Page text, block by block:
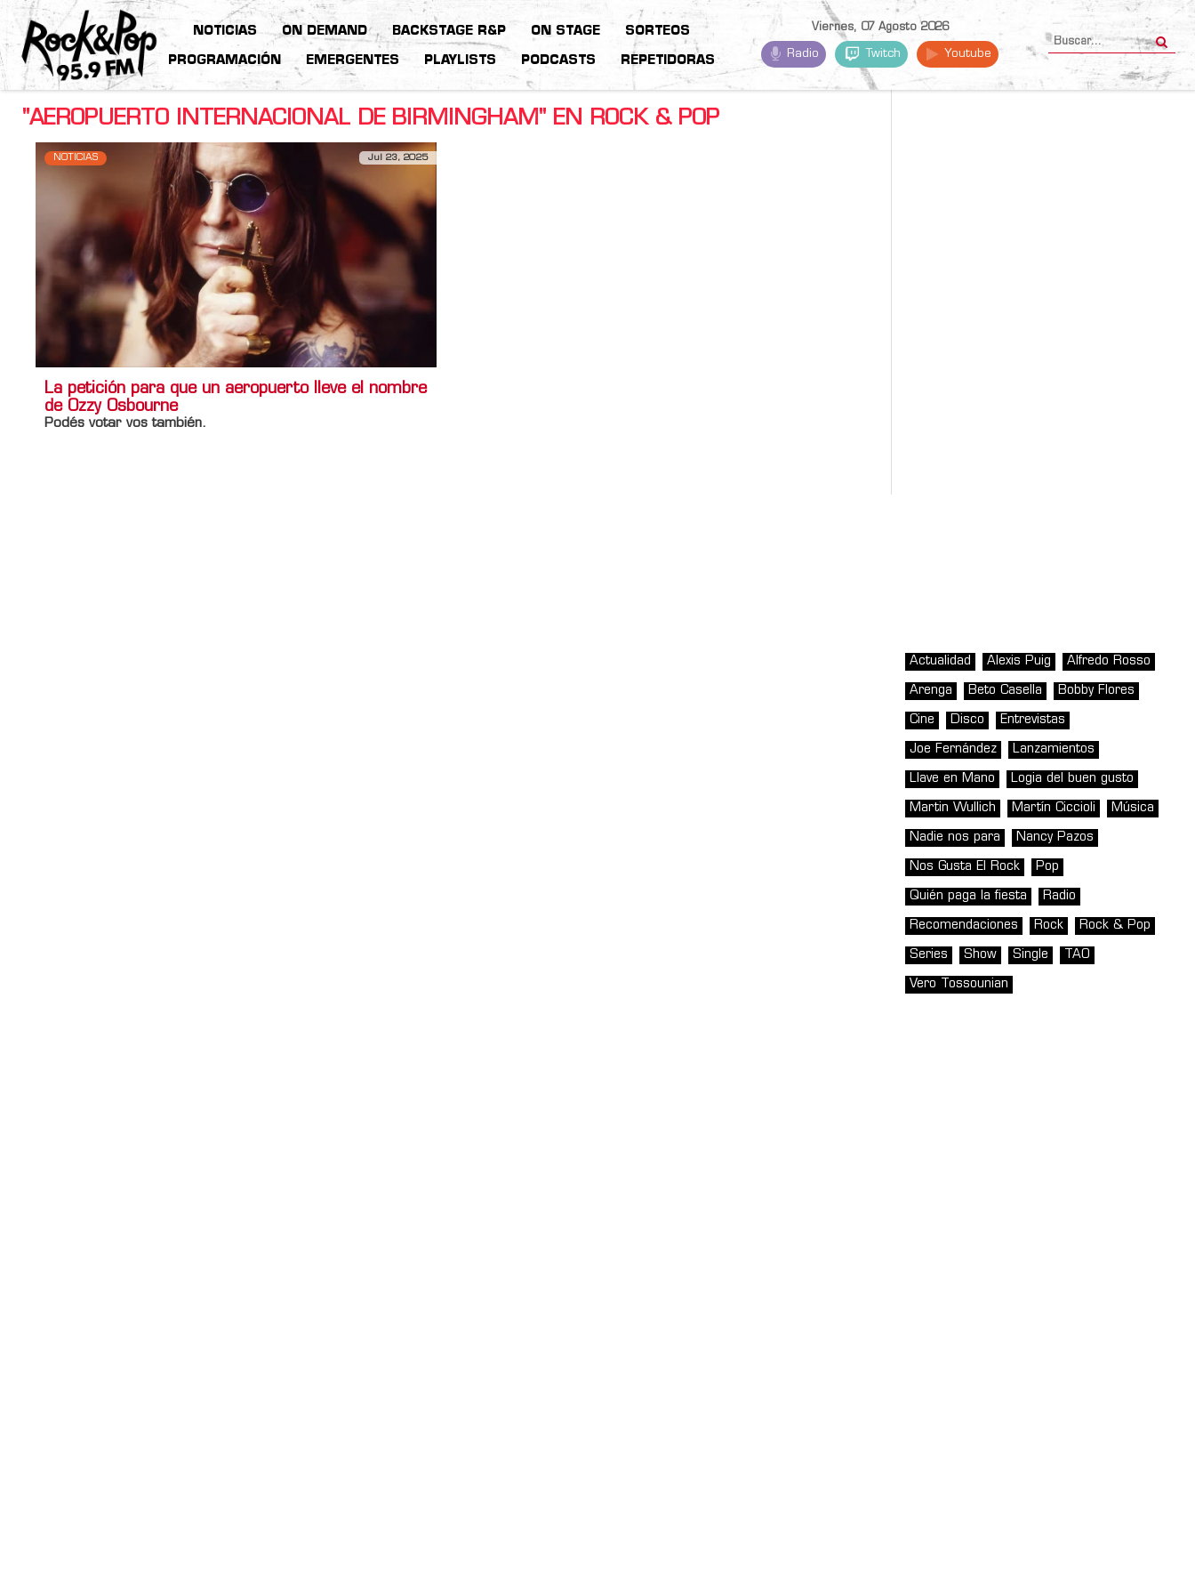
NOTICIAS ON DEMAND BACKSTAGE R&P ON STAGE SORTEOS
PROGRAMACIÓN EMERGENTES PLAYLISTS PODCASTS REPETIDORAS
Viernes, 07 Agosto 2026
Radio Twitch Youtube
"AEROPUERTO INTERNACIONAL DE BIRMINGHAM" EN ROCK & POP
NOTICIAS Jul 23, 2025
La petición para que un aeropuerto lleve el nombre
de Ozzy Osbourne
Podés votar vos también.
Actualidad Alexis Puig Alfredo Rosso
Arenga Beto Casella Bobby Flores
Cine Disco Entrevistas
Joe Fernández Lanzamientos
Llave en Mano Logia del buen gusto
Martin Wullich Martín Ciccioli Música
Nadie nos para Nancy Pazos
Nos Gusta El Rock Pop
Quién paga la fiesta Radio
Recomendaciones Rock Rock & Pop
Series Show Single TAO
Vero Tossounian